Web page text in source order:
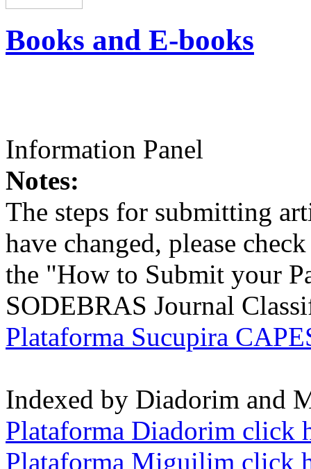
Books and E-books
Information Panel
Notes:
The steps for submitting
have changed, please
the "How to Submit your
SODEBRAS Journal
Plataforma Sucupira
Indexed by Diadorim and
Plataforma Diadorim click
Plataforma Miguilim click